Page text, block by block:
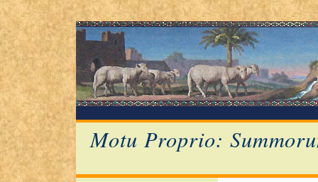
Motu Proprio: